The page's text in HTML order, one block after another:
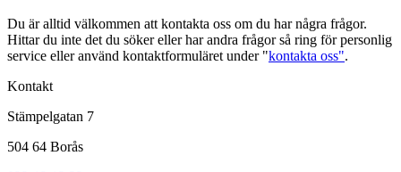
Du är alltid välkommen att kontakta oss om du har några frågor.
Hittar du inte det du söker eller har andra frågor så ring för personlig
service eller använd kontaktformuläret under "kontakta oss".
Kontakt
Stämpelgatan 7
504 64 Borås